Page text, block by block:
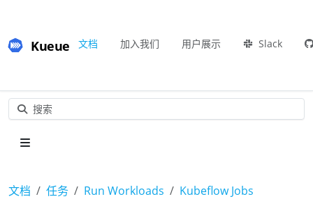
Kueue 文档 加入我们 用户展示 Slack
搜索
文档 任务 Run Workloads
Kubeflow Jobs